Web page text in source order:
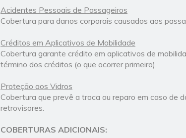
Acidentes Pessoais de Passageiros
Cobertura para danos corporais causados aos
Créditos em Aplicativos de Mobilidade
Cobertura garante crédito em aplicativos de
término dos créditos (o que ocorrer primeiro).
Proteção aos Vidros
Cobertura que prevê a troca ou reparo em caso de
retrovisores.
COBERTURAS ADICIONAIS: